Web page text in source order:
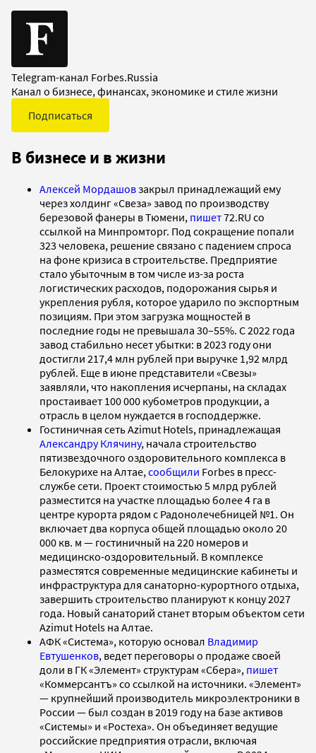
Telegram-канал Forbes.Russia
Канал о бизнесе, финансах, экономике и стиле жизни
Подписаться
В бизнесе и в жизни
Алексей Мордашовзакрыл принадлежащий ему
через холдинг «Свеза» завод по производству
березовой фанеры в Тюмени, пишет72.RU со
ссылкой на Минпромторг. Под сокращение попали
323 человека, решение связано с падением спроса
на фоне кризиса в строительстве. Предприятие
стало убыточным в том числе из-за роста
логистических расходов, подорожания сырья и
укрепления рубля, которое ударило по экспортным
позициям. При этом загрузка мощностей в
последние годы не превышала 30–55%. С 2022 года
завод стабильно несет убытки: в 2023 году они
достигли 217,4 млн рублей при выручке 1,92 млрд
рублей. Еще в июне представители «Свезы»
заявляли, что накопления исчерпаны, на складах
простаивает 100 000 кубометров продукции, а
отрасль в целом нуждается в господдержке.
Гостиничная сеть Azimut Hotels, принадлежащая
Александру Клячину, начала строительство
пятизвездочного оздоровительного комплекса в
Белокурихе на Алтае,сообщили Forbes в пресс-
службе сети. Проект стоимостью 5 млрд рублей
разместится на участке площадью более 4 га в
центре курорта рядом с Радонолечебницей №1. Он
включает два корпуса общей площадью около 20
000 кв. м — гостиничный на 220 номеров и
медицинско-оздоровительный. В комплексе
разместятся современные медицинские кабинеты и
инфраструктура для санаторно-курортного отдыха,
завершить строительство планируют к концу 2027
года. Новый санаторий станет вторым объектом сети
Azimut Hotels на Алтае.
АФК «Система», которую основал Владимир
Евтушенков, ведет переговоры о продаже своей
доли в ГК «Элемент» структурам «Сбера», пишет
«Коммерсантъ» со ссылкой на источники. «Элемент»
— крупнейший производитель микроэлектроники в
России — был создан в 2019 году на базе активов
«Системы» и «Ростеха». Он объединяет ведущие
российские предприятия отрасли, включая